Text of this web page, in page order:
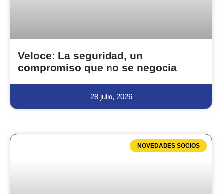
Veloce: La seguridad, un
compromiso que no se negocia
28 julio, 2026
NOVEDADES SOCIOS